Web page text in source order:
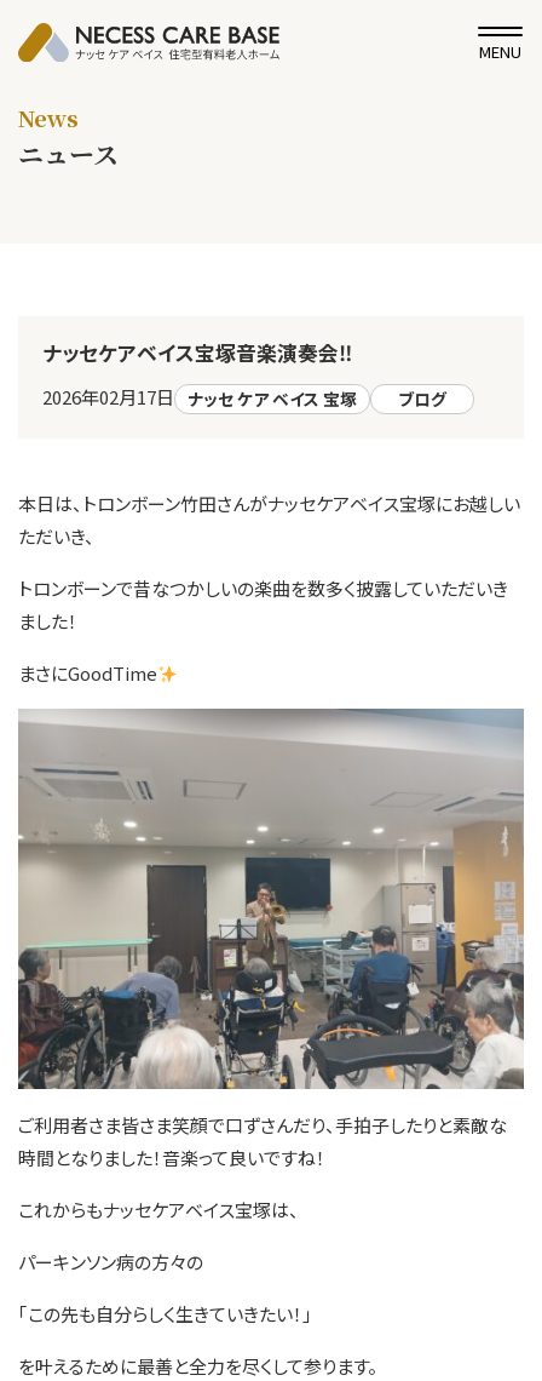
MENU
News
ニュース
ナッセケアベイス宝塚音楽演奏会‼
2026年02月17日 ナッセ ケア ベイス 宝塚 ブログ
本日は、トロンボーン竹田さんがナッセケアベイス宝塚にお越しい
ただいき、
トロンボーンで昔なつかしいの楽曲を数多く披露していただいき
ました！
まさにGoodTime
ご利用者さま皆さま笑顔で口ずさんだり、手拍子したりと素敵な
時間となりました！音楽って良いですね！
これからもナッセケアベイス宝塚は、
パーキンソン病の方々の
｢この先も自分らしく生きていきたい！｣
を叶えるために最善と全力を尽くして参ります。